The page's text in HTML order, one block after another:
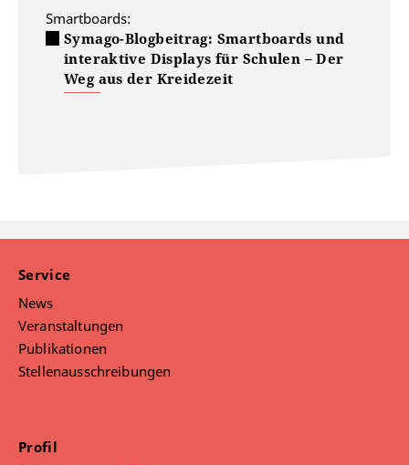
Smartboards:
Symago-Blogbeitrag: Smartboards und
interaktive Displays für Schulen – Der
Weg aus der Kreidezeit
Service
News
Veranstaltungen
Publikationen
Stellenausschreibungen
Profil